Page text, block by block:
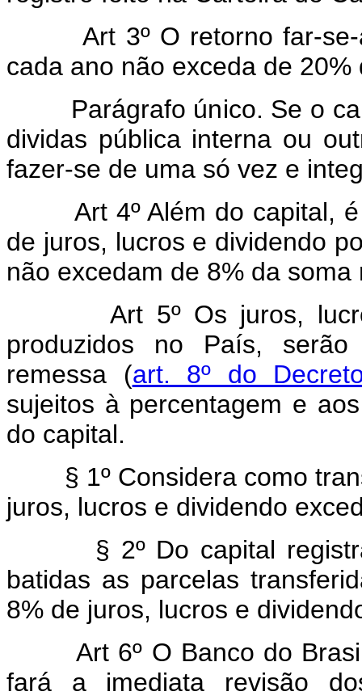
Art 3º O retorno far-se-á
cada ano não exceda de 20%
Parágrafo único. Se o
dividas pública interna ou
fazer-se de uma só vez e
Art 4º Além do capital, é
de juros, lucros e dividendo
não excedam de 8% da soma
Art 5º Os juros, lucros
produzidos no País,
remessa (art. 8º do
sujeitos à percentagem e
do capital.
§ 1º Considera como
juros, lucros e dividendo
§ 2º Do capital
batidas as parcelas
8% de juros, lucros e
Art 6º O Banco do Brasil
fará a imediata revisão